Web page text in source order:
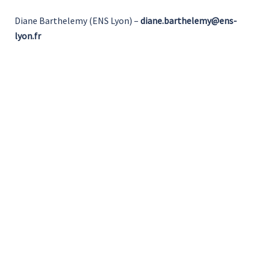
Diane Barthelemy (ENS Lyon) – diane.barthelemy@ens-
lyon.fr